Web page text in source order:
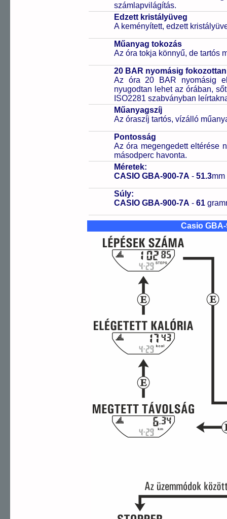
számlapvilágítás.
Edzett kristályüveg
A keményített, edzett
Műanyag tokozás
Az óra tokja könnyű, de tartós
20 BAR nyomásig
Az óra 20 BAR nyomásig
nyugodtan lehet az órában,
ISO2281 szabványban
Műanyagszíj
Az óraszíj tartós, vízálló
Pontosság
Az óra megengedett eltérése
másodperc havonta.
Méretek:
CASIO GBA-900-7A - 51.3
Súly:
CASIO GBA-900-7A - 61
Casio